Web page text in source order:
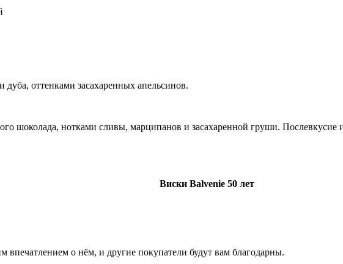
оттенками засахаренных апельсинов.
шоколада, нотками сливы, марципанов и засахаренной груши.
Виски Balvenie 50 лет
впечатлением о нём, и другие покупатели будут вам благодарны.